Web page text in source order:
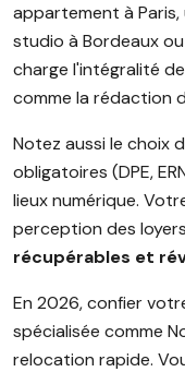
appartement à Paris,
studio à Bordeaux
charge l'intégralité
comme la rédaction
Notez aussi le choix
obligatoires (DPE,
lieux numérique.
perception des
récupérables et
En 2026, confier
spécialisée comme
relocation rapide.